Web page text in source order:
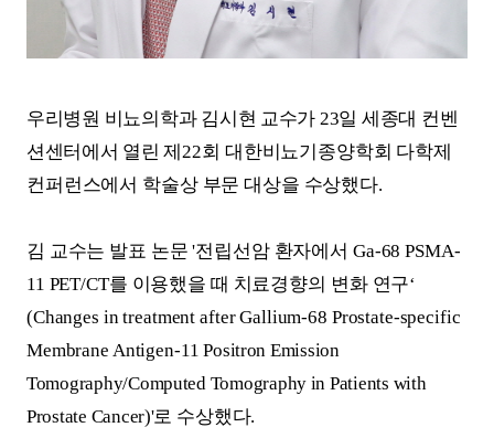
우리병원 비뇨의학과 김시현 교수가 23일 세종대 컨벤
션센터에서 열린 제22회 대한비뇨기종양학회 다학제
컨퍼런스에서 학술상 부문 대상을 수상했다.
김 교수는 발표 논문'전립선암 환자에서 Ga-68 PSMA-
11 PET/CT를 이용했을 때 치료경향의 변화 연구‘
(Changes in treatment after Gallium-68 Prostate-specific
Membrane Antigen-11Positron Emission
Tomography/Computed Tomography in Patients with
Prostate Cancer)'로 수상했다.